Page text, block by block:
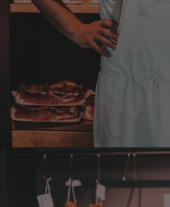
Verifizierter Kunde
alles super
Frank
Verifizierter Kunde
Was ich bisher
lecker!
Heinrich